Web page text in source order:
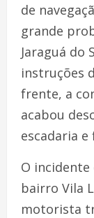
de
grande
Jaraguá do
instruções
frente, a
acabou
escadaria
O
bairro Vila
motorista